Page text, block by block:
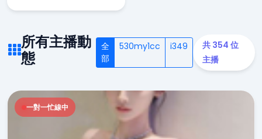
所有主播動
態
全
部
530my1cc i349
共 354 位
主播
一對一忙線中